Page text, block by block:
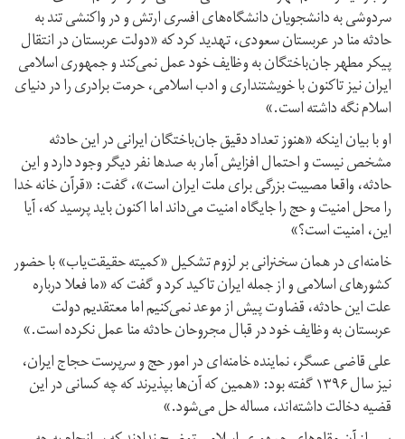
سردوشی به دانشجویان دانشگاه‌های افسری ارتش و در واکنشی تند به
حادثه منا در عربستان سعودی، تهدید کرد که «دولت عربستان در انتقال
پیکر مطهر جان‌باختگان به وظایف خود عمل نمی‌کند و جمهوری اسلامی
ایران نیز تاکنون با خویشتنداری و ادب اسلامی، حرمت برادری را در دنیای
اسلام نگه داشته است.»
او با بیان اینکه «هنوز تعداد دقیق جان‌باختگان ایرانی در این حادثه
مشخص نیست و احتمال افزایش آمار به صدها نفر دیگر وجود دارد و این
حادثه، واقعا مصیبت بزرگی برای ملت ایران است»، گفت: «قرآن خانه خدا
را محل امنیت و حج را جایگاه امنیت می‌داند اما اکنون باید پرسید که، آیا
این، امنیت است؟»
خامنه‌ای در همان سخنرانی بر لزوم تشکیل «کمیته حقیقت‌یاب» با حضور
کشورهای اسلامی و از جمله ایران تاکید کرد و گفت که «ما فعلا درباره
علت این حادثه، قضاوت پیش از موعد نمی‌کنیم اما معتقدیم دولت
عربستان به وظایف خود در قبال مجروحان حادثه منا عمل نکرده است.»
علی قاضی عسگر، نماینده خامنه‌ای در امور حج و سرپرست حجاج ایران،
نیز سال ۱۳۹۶ گفته بود: «همین که آن‌ها بپذیرند که چه کسانی در این
قضیه دخالت داشته‌اند، مساله حل می‌شود.»